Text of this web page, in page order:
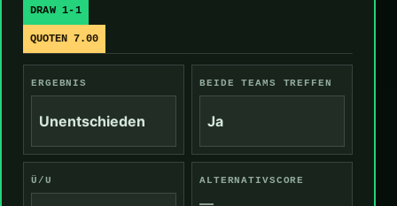
DRAW 1-1
QUOTEN 7.00
ERGEBNIS
Unentschieden
BEIDE TEAMS TREFFEN
Ja
Ü/U ALTERNATIVSCORE